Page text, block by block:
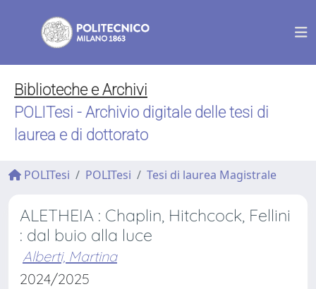
Biblioteche e Archivi
POLITesi - Archivio digitale delle tesi di
laurea e di dottorato
POLITesi POLITesi Tesi di laurea Magistrale
ALETHEIA : Chaplin, Hitchcock, Fellini
: dal buio alla luce
Alberti, Martina
2024/2025